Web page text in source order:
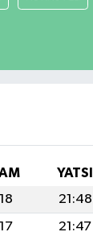
YATSI
21:48
21:47